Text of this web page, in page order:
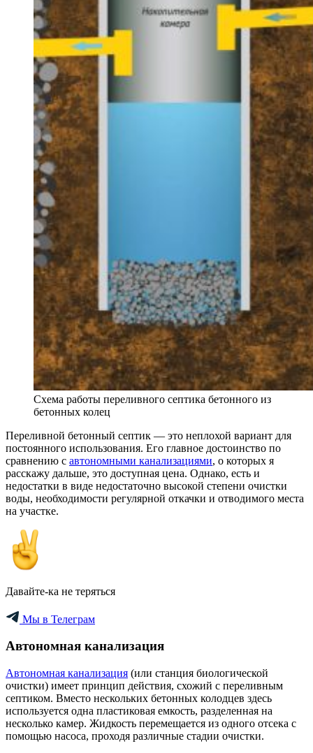
Схема работы переливного септика бетонного из
бетонных колец
Переливной бетонный септик — это неплохой вариант для
постоянного использования. Его главное достоинство по
сравнению с автономными канализациями, о которых я
расскажу дальше, это доступная цена. Однако, есть и
недостатки в виде недостаточно высокой степени очистки
воды, необходимости регулярной откачки и отводимого места
на участке.
Давайте-ка не теряться
Мы в Телеграм
Автономная канализация
Автономная канализация (или станция биологической
очистки) имеет принцип действия, схожий с переливным
септиком. Вместо нескольких бетонных колодцев здесь
используется одна пластиковая емкость, разделенная на
несколько камер. Жидкость перемещается из одного отсека с
помощью насоса, проходя различные стадии очистки.